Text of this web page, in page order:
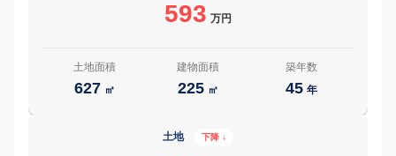
593 万円
土地面積
627 ㎡
建物面積
225 ㎡
築年数
45 年
土地 下降 ↓